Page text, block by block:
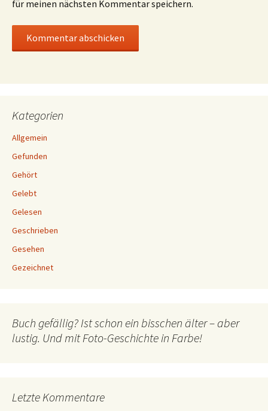
für meinen nächsten Kommentar speichern.
Kategorien
Allgemein
Gefunden
Gehört
Gelebt
Gelesen
Geschrieben
Gesehen
Gezeichnet
Buch gefällig? Ist schon ein bisschen älter – aber
lustig. Und mit Foto-Geschichte in Farbe!
Letzte Kommentare